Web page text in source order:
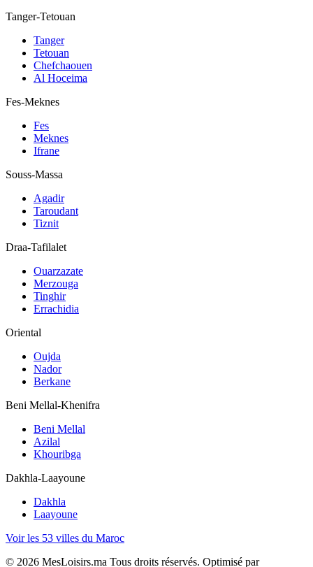
Tanger-Tetouan
Tanger
Tetouan
Chefchaouen
Al Hoceima
Fes-Meknes
Fes
Meknes
Ifrane
Souss-Massa
Agadir
Taroudant
Tiznit
Draa-Tafilalet
Ouarzazate
Merzouga
Tinghir
Errachidia
Oriental
Oujda
Nador
Berkane
Beni Mellal-Khenifra
Beni Mellal
Azilal
Khouribga
Dakhla-Laayoune
Dakhla
Laayoune
Voir les 53 villes du Maroc
© 2026 MesLoisirs.ma Tous droits réservés. Optimisé par